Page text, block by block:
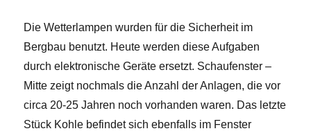
Die Wetterlampen wurden für die Sicherheit im
Bergbau benutzt. Heute werden diese Aufgaben
durch elektronische Geräte ersetzt. Schaufenster –
Mitte zeigt nochmals die Anzahl der Anlagen, die vor
circa 20-25 Jahren noch vorhanden waren. Das letzte
Stück Kohle befindet sich ebenfalls im Fenster